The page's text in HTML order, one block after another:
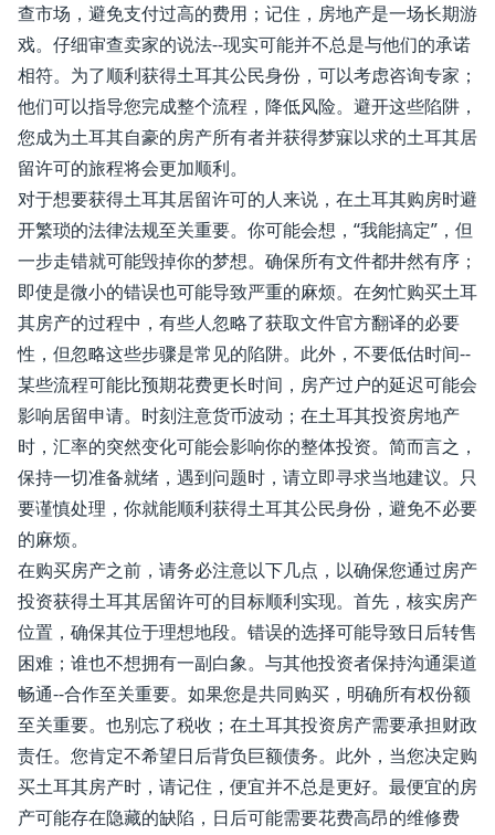
查市场，避免支付过高的费用；记住，房地产是一场长期游
戏。仔细审查卖家的说法--现实可能并不总是与他们的承诺
相符。为了顺利获得土耳其公民身份，可以考虑咨询专家；
他们可以指导您完成整个流程，降低风险。避开这些陷阱，
您成为土耳其自豪的房产所有者并获得梦寐以求的土耳其居
留许可的旅程将会更加顺利。
对于想要获得土耳其居留许可的人来说，在土耳其购房时避
开繁琐的法律法规至关重要。你可能会想，“我能搞定”，但
一步走错就可能毁掉你的梦想。确保所有文件都井然有序；
即使是微小的错误也可能导致严重的麻烦。在匆忙购买土耳
其房产的过程中，有些人忽略了获取文件官方翻译的必要
性，但忽略这些步骤是常见的陷阱。此外，不要低估时间--
某些流程可能比预期花费更长时间，房产过户的延迟可能会
影响居留申请。时刻注意货币波动；在土耳其投资房地产
时，汇率的突然变化可能会影响你的整体投资。简而言之，
保持一切准备就绪，遇到问题时，请立即寻求当地建议。只
要谨慎处理，你就能顺利获得土耳其公民身份，避免不必要
的麻烦。
在购买房产之前，请务必注意以下几点，以确保您通过房产
投资获得土耳其居留许可的目标顺利实现。首先，核实房产
位置，确保其位于理想地段。错误的选择可能导致日后转售
困难；谁也不想拥有一副白象。与其他投资者保持沟通渠道
畅通--合作至关重要。如果您是共同购买，明确所有权份额
至关重要。也别忘了税收；在土耳其投资房产需要承担财政
责任。您肯定不希望日后背负巨额债务。此外，当您决定购
买土耳其房产时，请记住，便宜并不总是更好。最便宜的房
产可能存在隐藏的缺陷，日后可能需要花费高昂的维修费